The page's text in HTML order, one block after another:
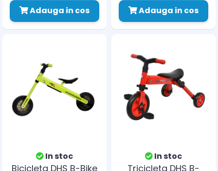
Adauga in cos Adauga in cos
In stoc
Bicicleta DHS B-Bike
In stoc
Tricicleta DHS B-